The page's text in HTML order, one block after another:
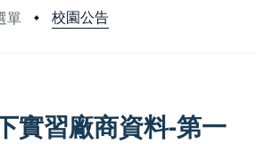
單 校園公告
實習廠商資料-第一